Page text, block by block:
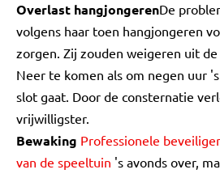
Overlast hangjongerenDe
volgens haar toen hangjongeren
zorgen. Zij zouden weigeren uit
Neer te komen als om negen uur
slot gaat. Door de consternatie
vrijwilligster.
Bewaking Professionele
van de speeltuin 's avonds over,